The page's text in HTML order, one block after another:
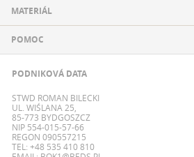
MATERIÁL
POMOC
PODNIKOVÁ DATA
STWD ROMAN BILECKI
UL. WIŚLANA 25,
85-773 BYDGOSZCZ
NIP 554-015-57-66
REGON 090557215
TEL: +48 535 410 810